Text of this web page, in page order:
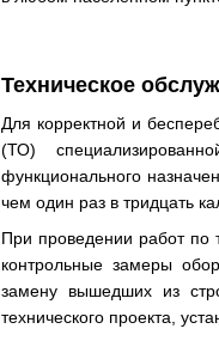
Техническое
Для корректной и
(ТО)
функционального
чем один раз в тридцать
При проведении работ по
контрольные замеры
замену вышедших из
технического проекта,